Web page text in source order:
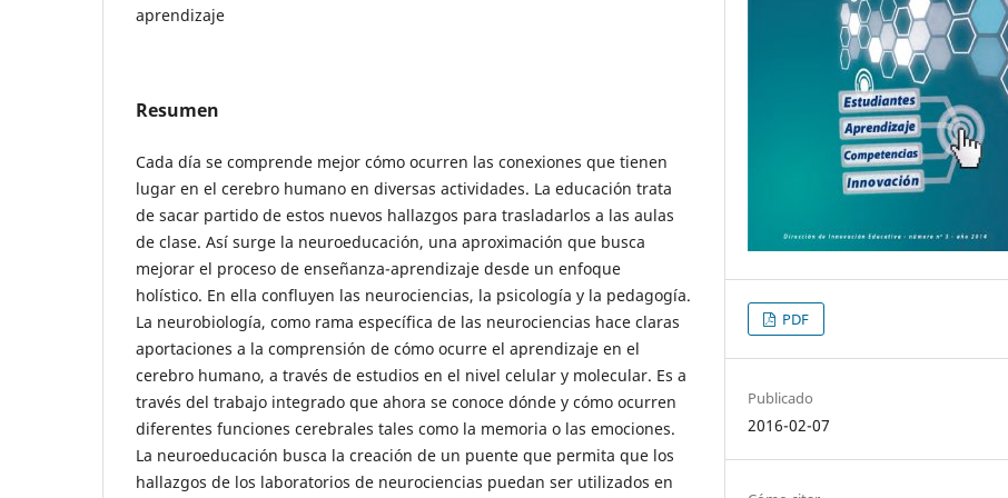
aprendizaje
Resumen
Cada día se comprende mejor cómo ocurren las conexiones que tienen
lugar en el cerebro humano en diversas actividades. La educación trata
de sacar partido de estos nuevos hallazgos para trasladarlos a las aulas
de clase. Así surge la neuroeducación, una aproximación que busca
mejorar el proceso de enseñanza-aprendizaje desde un enfoque
holístico. En ella confluyen las neurociencias, la psicología y la pedagogía.
La neurobiología, como rama específica de las neurociencias hace claras
aportaciones a la comprensión de cómo ocurre el aprendizaje en el
cerebro humano, a través de estudios en el nivel celular y molecular. Es a
través del trabajo integrado que ahora se conoce dónde y cómo ocurren
diferentes funciones cerebrales tales como la memoria o las emociones.
La neuroeducación busca la creación de un puente que permita que los
hallazgos de los laboratorios de neurociencias puedan ser utilizados en
PDF
Publicado
2016-02-07